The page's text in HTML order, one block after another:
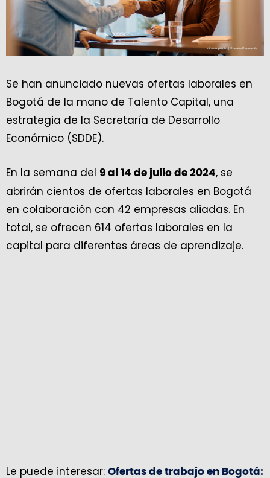
Se han anunciado nuevas ofertas laborales en
Bogotá de la mano de Talento Capital, una
estrategia de la Secretaría de Desarrollo
Económico (SDDE).
En la semana del 9 al 14 de julio de 2024, se
abrirán cientos de ofertas laborales en Bogotá
en colaboración con 42 empresas aliadas. En
total, se ofrecen 614 ofertas laborales en la
capital para diferentes áreas de aprendizaje.
Le puede interesar: Ofertas de trabajo en Bogotá: